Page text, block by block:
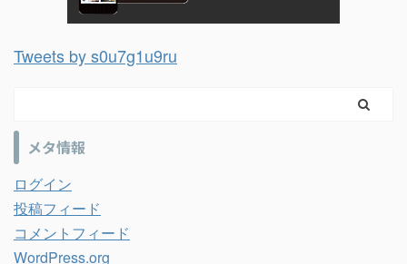
Tweets by s0u7g1u9ru
メタ情報
ログイン
投稿フィード
コメントフィード
WordPress.org